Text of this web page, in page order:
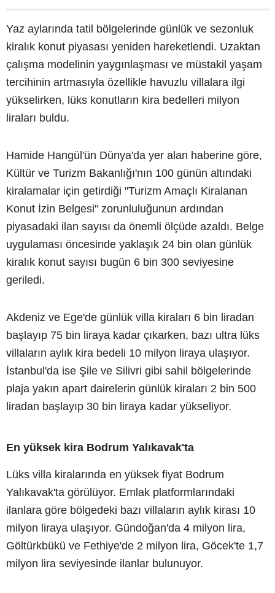
Yaz aylarında tatil bölgelerinde günlük ve sezonluk
kiralık konut piyasası yeniden hareketlendi. Uzaktan
çalışma modelinin yaygınlaşması ve müstakil yaşam
tercihinin artmasıyla özellikle havuzlu villalara ilgi
yükselirken, lüks konutların kira bedelleri milyon
liraları buldu.
Hamide Hangül'ün Dünya'da yer alan haberine göre,
Kültür ve Turizm Bakanlığı'nın 100 günün altındaki
kiralamalar için getirdiği "Turizm Amaçlı Kiralanan
Konut İzin Belgesi" zorunluluğunun ardından
piyasadaki ilan sayısı da önemli ölçüde azaldı. Belge
uygulaması öncesinde yaklaşık 24 bin olan günlük
kiralık konut sayısı bugün 6 bin 300 seviyesine
geriledi.
Akdeniz ve Ege'de günlük villa kiraları 6 bin liradan
başlayıp 75 bin liraya kadar çıkarken, bazı ultra lüks
villaların aylık kira bedeli 10 milyon liraya ulaşıyor.
İstanbul'da ise Şile ve Silivri gibi sahil bölgelerinde
plaja yakın apart dairelerin günlük kiraları 2 bin 500
liradan başlayıp 30 bin liraya kadar yükseliyor.
En yüksek kira Bodrum Yalıkavak'ta
Lüks villa kiralarında en yüksek fiyat Bodrum
Yalıkavak'ta görülüyor. Emlak platformlarındaki
ilanlara göre bölgedeki bazı villaların aylık kirası 10
milyon liraya ulaşıyor. Gündoğan'da 4 milyon lira,
Göltürkbükü ve Fethiye'de 2 milyon lira, Göcek'te 1,7
milyon lira seviyesinde ilanlar bulunuyor.